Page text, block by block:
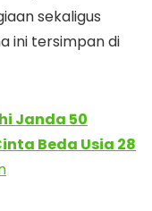
sekaligus
ini tersimpan di
Janda 50
Beda Usia 28